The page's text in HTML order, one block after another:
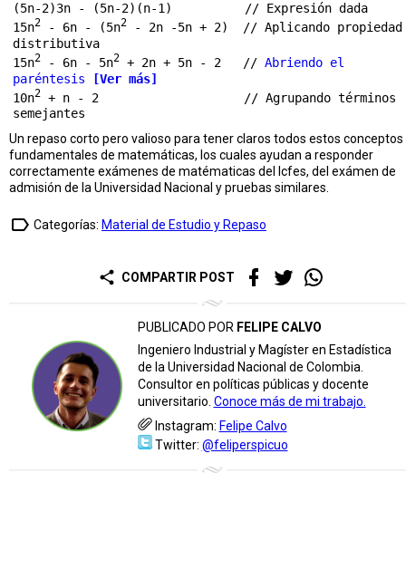
(5n-2)3n - (5n-2)(n-1)          // Expresión dada
15n2 - 6n - (5n2 - 2n -5n + 2)  // Aplicando propiedad
distributiva
15n2 - 6n - 5n2 + 2n + 5n - 2   // Abriendo el
paréntesis
[Ver más]
10n2 + n - 2                    // Agrupando términos
Un repaso corto pero valioso para tener claros todos estos conceptos
fundamentales de matemáticas, los cuales ayudan a responder
correctamente exámenes de matématicas del Icfes, del exámen de
admisión de la Universidad Nacional y pruebas similares.
label_outline Categorías: Material de Estudio y Repaso
share COMPARTIR POST
PUBLICADO POR FELIPE CALVO
Ingeniero Industrial y Magíster en Estadística
de la Universidad Nacional de Colombia.
Consultor en políticas públicas y docente
universitario. Conoce más de mi trabajo.
Instagram: Felipe Calvo
Twitter: @feliperspicuo